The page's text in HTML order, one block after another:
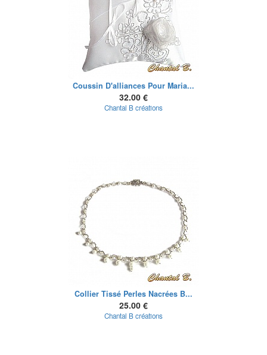
Coussin D'alliances Pour Maria...
32.00 €
Chantal B créations
Collier Tissé Perles Nacrées B...
25.00 €
Chantal B créations